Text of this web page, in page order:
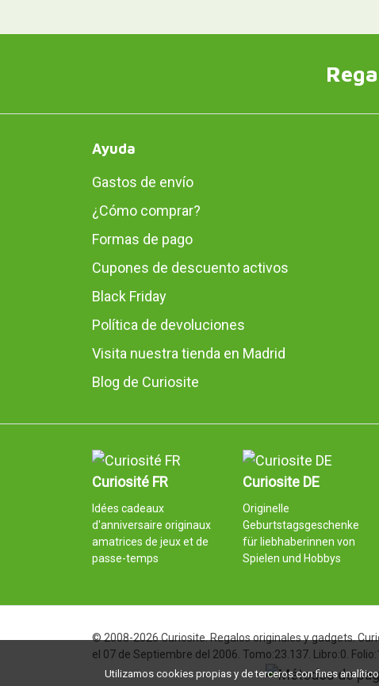
Ayuda
Gastos de envío
¿Cómo comprar?
Formas de pago
Cupones de descuento activos
Black Friday
Política de devoluciones
Visita nuestra tienda en Madrid
Blog de Curiosite
Curiosité FR
Idées cadeaux
d'anniversaire originaux
amatrices de jeux et de
passe-temps
Curiosite DE
Originelle
Geburtstagsgeschenke
für liebhaberinnen von
Spielen und Hobbys
© 2008-2026 Curiosite. Regalos originales y gadgets.
el 07 de Septiembre del 2006. Tomo:23.137. Libro:0.
Utilizamos cookies propias y de terceros con fines